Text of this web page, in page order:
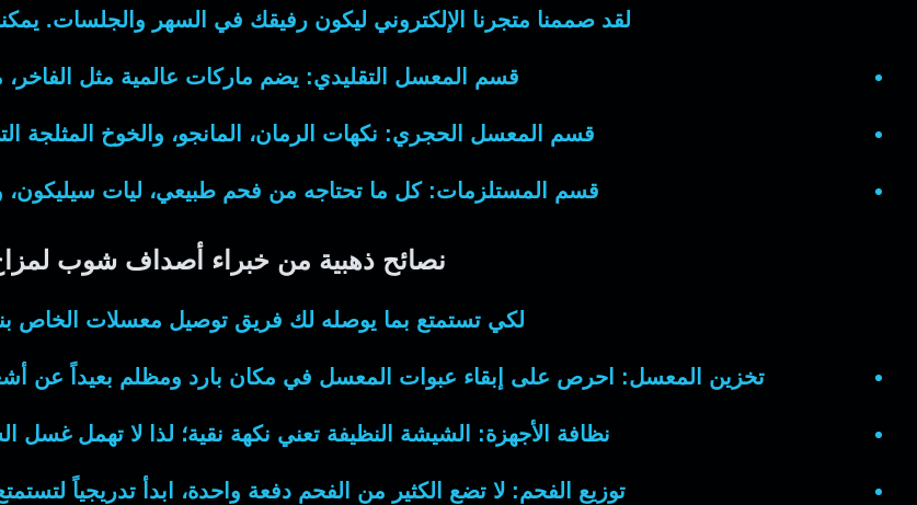
لقد صممنا متجرنا الإلكتروني ليكون رفيقك في السهر والجلسات.
قسم المعسل التقليدي: يضم ماركات عالمية مثل الفاخر،
قسم المعسل الحجري: نكهات الرمان، المانجو، والخوخ المثلجة
قسم المستلزمات: كل ما تحتاجه من فحم طبيعي، ليات
نصائح ذهبية من خبراء أصداف شوب
لكي تستمتع بما يوصله لك فريقتوصيل معسلات الخاص
تخزين المعسل: احرص على إبقاء عبوات المعسل في مكان بارد ومظلم بعيداً
نظافة الأجهزة: الشيشة النظيفة تعني نكهة نقية؛ لذا لا تهمل
توزيع الفحم: لا تضع الكثير من الفحم دفعة واحدة، ابدأ تدريجياً